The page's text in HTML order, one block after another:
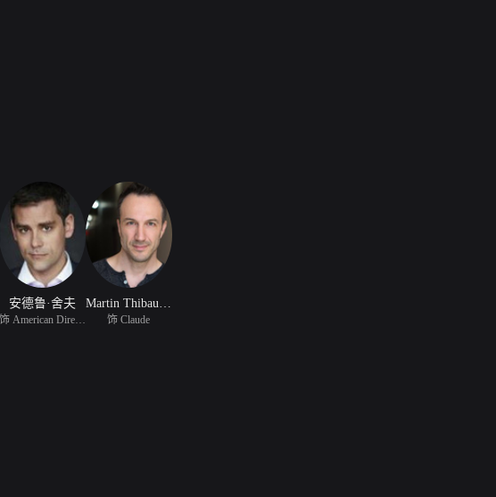
安德鲁·舍夫
饰 American Director 饰 Claude